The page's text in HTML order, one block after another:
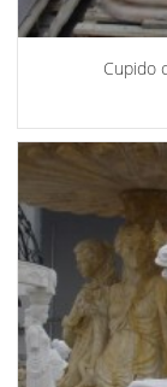
Cupido